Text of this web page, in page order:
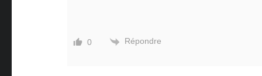
0 Répondre